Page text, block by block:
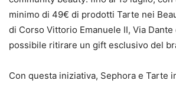
minimo di 49€ di prodotti Tarte nei
di Corso Vittorio Emanuele II, Via Dante
possibile ritirare un gift esclusivo del
Con questa iniziativa, Sephora e Tarte